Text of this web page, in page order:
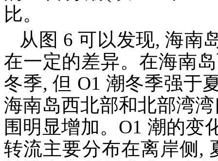
比。
从图 6 可以发现, 海南
在一定的差异。在海南
冬季, 但 O1 潮冬季强于
海南岛西北部和北部湾
围明显增加。O1 潮的变
转流主要分布在离岸侧,